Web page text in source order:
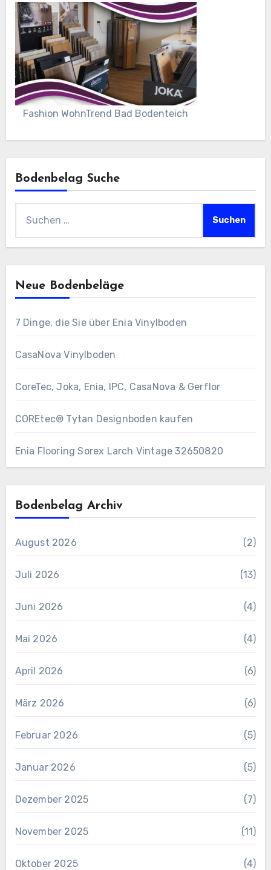
Fashion WohnTrend Bad Bodenteich
Bodenbelag Suche
nach:
Neue Bodenbeläge
7 Dinge, die Sie über Enia Vinylboden
CasaNova Vinylboden
CoreTec, Joka, Enia, IPC, CasaNova & Gerflor
COREtec® Tytan Designboden kaufen
Enia Flooring Sorex ​Larch Vintage 32650820
Bodenbelag Archiv
August 2026 (2)
Juli 2026 (13)
Juni 2026 (4)
Mai 2026 (4)
April 2026 (6)
März 2026 (6)
Februar 2026 (5)
Januar 2026 (5)
Dezember 2025 (7)
November 2025 (11)
Oktober 2025 (4)